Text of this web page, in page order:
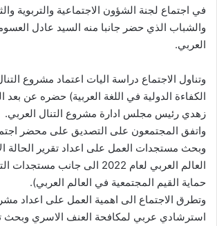
في اجتماع لجنة الشؤون الاجتماعية والتربوية
والشباب الذي حضر جانبا منه السيد عادل
العربي.
وتناول الاجتماع دراسة اليات اعتماد مشروع
الكفاءة الدولية في اللغة العربية) حضره عن بعد
زهدي رئيس مجلس ادارة مشروع التنال العربي.
واتفق المجتمعون على التصديق على محضر
وبحث مستجدات العمل على اعداد تقرير الحالة
العالم العربي لعام 2022 الى جانب
حماية القيم المجتمعية في العالم العربي).
وتطرق الاجتماع الى اهمية العمل على اعداد
استرشادي عربي لمكافحة العنف الاسري وبحث